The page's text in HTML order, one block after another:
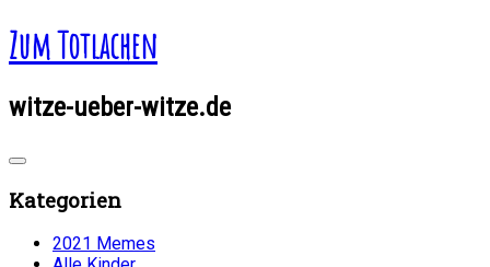
Zum Totlachen
witze-ueber-witze.de
Kategorien
2021 Memes